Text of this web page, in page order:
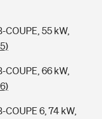
COUPE, 55 kW,
COUPE, 66 kW,
COUPE 6, 74 kW,